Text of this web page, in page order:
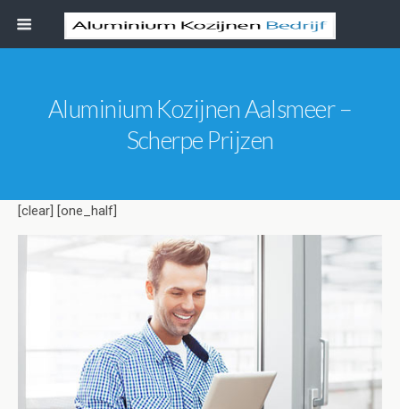
Aluminium Kozijnen Aalsmeer –
Scherpe Prijzen
[clear] [one_half]